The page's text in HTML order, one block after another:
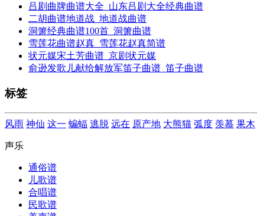
吕剧曲牌曲谱大全_山东吕剧大全经典曲谱
二胡曲谱地道战_地道战曲谱
洞箫经典曲谱100首_洞箫曲谱
雪莲花曲谱赵真_雪莲花赵真简谱
状元媒宋土芳曲谱_京剧状元媒
俞逊发歌儿献给解放军笛子曲谱_笛子曲谱
标签
风雨 神仙 这一 蝙蝠 逃脱 远在 原产地 大熊猫 弧度 羡慕 果木
声乐
通俗谱
儿歌谱
合唱谱
民歌谱